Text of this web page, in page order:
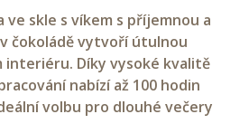
ve skle s víkem s příjemnou a
čokoládě vytvoří útulnou
interiéru. Díky vysoké kvalitě
nabízí až 100 hodin
volbu pro dlouhé večery